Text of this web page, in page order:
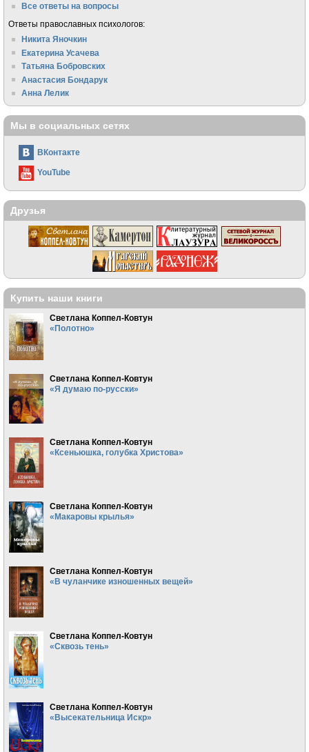
Все ответы на вопросы
Ответы православных психологов:
Никита Яночкин
Екатерина Усачева
Татьяна Бобровских
Анастасия Бондарук
Анна Лелик
Мы в социальных сетях
ВКонтакте
YouTube
Друзья
Купить наши книги
Светлана Коппел-Ковтун
«Полотно»
Светлана Коппел-Ковтун
«Я думаю по-русски»
Светлана Коппел-Ковтун
«Ксеньюшка, голубка Христова»
Светлана Коппел-Ковтун
«Макаровы крылья»
Светлана Коппел-Ковтун
«В чуланчике изношенных вещей»
Светлана Коппел-Ковтун
«Сквозь тень»
Светлана Коппел-Ковтун
«Высекательница Искр»